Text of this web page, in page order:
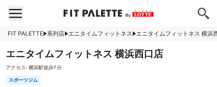
FIT PALETTE 系列店 エニタイムフィットネス エニタイムフィットネス 横浜
エニタイムフィットネス 横浜西口店
アクセス: 横浜駅徒歩7分
スポーツジム